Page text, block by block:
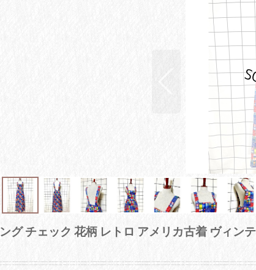
グ チェック 花柄 レトロ アメリカ古着 ヴィン